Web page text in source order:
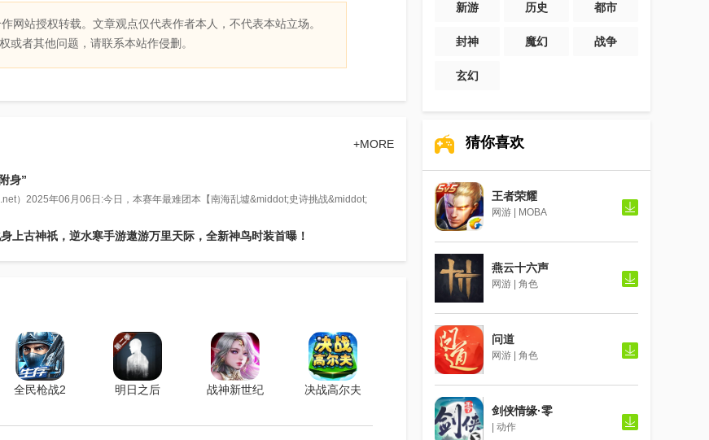
网站授权转载。文章观点仅代表作者本人，不代表本站立场。
或者其他问题，请联系本站作侵删。
+MORE
身”
2025年06月06日:今日，本赛年最难团本【南海乱墟&middot;史诗挑战&middot;
上古神祇，逆水寒手游遨游万里天际，全新神鸟时装首曝！
全民枪战2 明日之后 战神新世纪 决战高尔夫
新游 历史 都市
封神 魔幻 战争
玄幻
猜你喜欢
王者荣耀
网游 | MOBA
燕云十六声
网游 | 角色
问道
网游 | 角色
剑侠情缘·零
| 动作